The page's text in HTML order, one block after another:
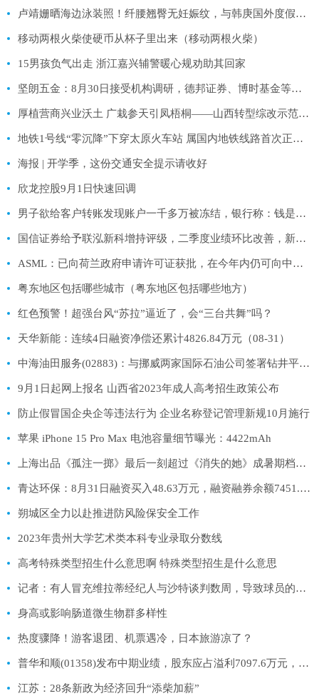
卢靖姗晒海边泳装照！纤腰翘臀无妊娠纹，与韩庚国外度假太甜蜜
移动两根火柴使硬币从杯子里出来（移动两根火柴）
15男孩负气出走 浙江嘉兴辅警暖心规劝助其回家
坚朗五金：8月30日接受机构调研，德邦证券、博时基金等多家机构参与
厚植营商兴业沃土 广栽参天引凤梧桐——山西转型综改示范区晋中开发区全方位打造一流营商环境系列报道之一
地铁1号线“零沉降”下穿太原火车站 属国内地铁线路首次正交下穿特等火车站历史建筑群
海报 | 开学季，这份交通安全提示请收好
欣龙控股9月1日快速回调
男子欲给客户转账发现账户一千多万被冻结，银行称：钱是我们的
国信证券给予联泓新科增持评级，二季度业绩环比改善，新材料项目多管齐下
ASML：已向荷兰政府申请许可证获批，在今年内仍可向中国出口部分高端浸润式光刻系统
粤东地区包括哪些城市（粤东地区包括哪些地方）
红色预警！超强台风“苏拉”逼近了，会“三台共舞”吗？
天华新能：连续4日融资净偿还累计4826.84万元（08-31）
中海油田服务(02883)：与挪威两家国际石油公司签署钻井平台服务合同
9月1日起网上报名 山西省2023年成人高考招生政策公布
防止假冒国企央企等违法行为 企业名称登记管理新规10月施行
苹果 iPhone 15 Pro Max 电池容量细节曝光：4422mAh
上海出品《孤注一掷》最后一刻超过《消失的她》成暑期档票房冠军
青达环保：8月31日融资买入48.63万元，融资融券余额7451.57万元
朔城区全力以赴推进防风险保安全工作
2023年贵州大学艺术类本科专业录取分数线
高考特殊类型招生什么意思啊 特殊类型招生是什么意思
记者：有人冒充维拉蒂经纪人与沙特谈判数周，导致球员的转会推迟
身高或影响肠道微生物群多样性
热度骤降！游客退团、机票遇冷，日本旅游凉了？
普华和顺(01358)发布中期业绩，股东应占溢利7097.6万元，同比增长17.1%
江苏：28条新政为经济回升“添柴加薪”